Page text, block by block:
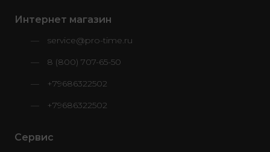
Интернет магазин
service@pro-time.ru
8 (800) 707-65-50
+79686322502
+79686322502
Сервис